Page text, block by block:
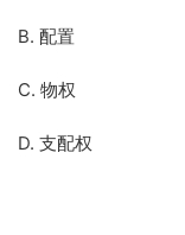
B. 配置
C. 物权
D. 支配权